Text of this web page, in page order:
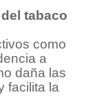
tabaco
como
a
daña las
facilita la